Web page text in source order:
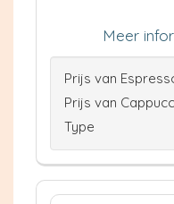
Meer
Prijs van
Prijs van
Type